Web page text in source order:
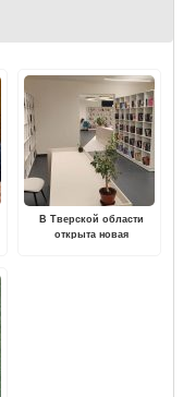
В Тверской области
открыта новая